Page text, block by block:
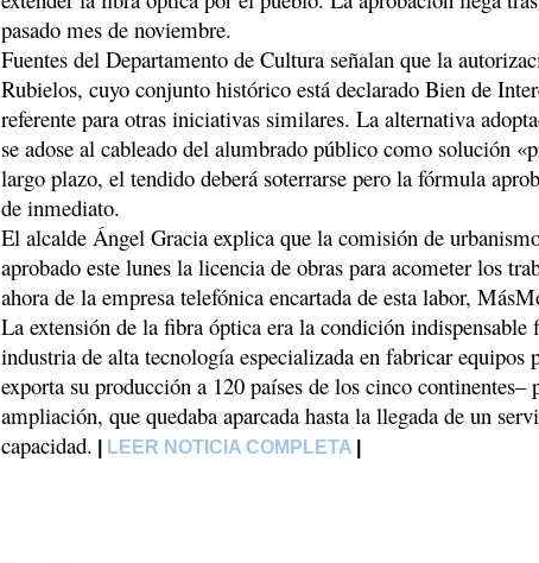
pasado mes de noviembre.
Fuentes del Departamento de Cultura señalan que la
Rubielos, cuyo conjunto histórico está declarado Bien de
referente para otras iniciativas similares. La alternativa
se adose al cableado del alumbrado público como solución
largo plazo, el tendido deberá soterrarse pero la fórmula
de inmediato.
El alcalde Ángel Gracia explica que la comisión de
aprobado este lunes la licencia de obras para acometer los
ahora de la empresa telefónica encartada de esta labor,
La extensión de la fibra óptica era la condición indispensable
industria de alta tecnología especializada en fabricar equipos
exporta su producción a 120 países de los cinco continentes–
ampliación, que quedaba aparcada hasta la llegada de un
capacidad.
LEER NOTICIA COMPLETA